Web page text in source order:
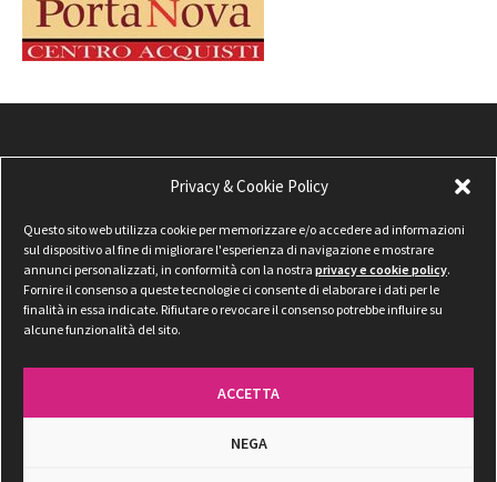
Privacy & Cookie Policy
Questo sito web utilizza cookie per memorizzare e/o accedere ad informazioni
sul dispositivo al fine di migliorare l'esperienza di navigazione e mostrare
annunci personalizzati, in conformità con la nostra privacy e cookie policy.
Fornire il consenso a queste tecnologie ci consente di elaborare i dati per le
finalità in essa indicate. Rifiutare o revocare il consenso potrebbe influire su
alcune funzionalità del sito.
ACCETTA
NEGA